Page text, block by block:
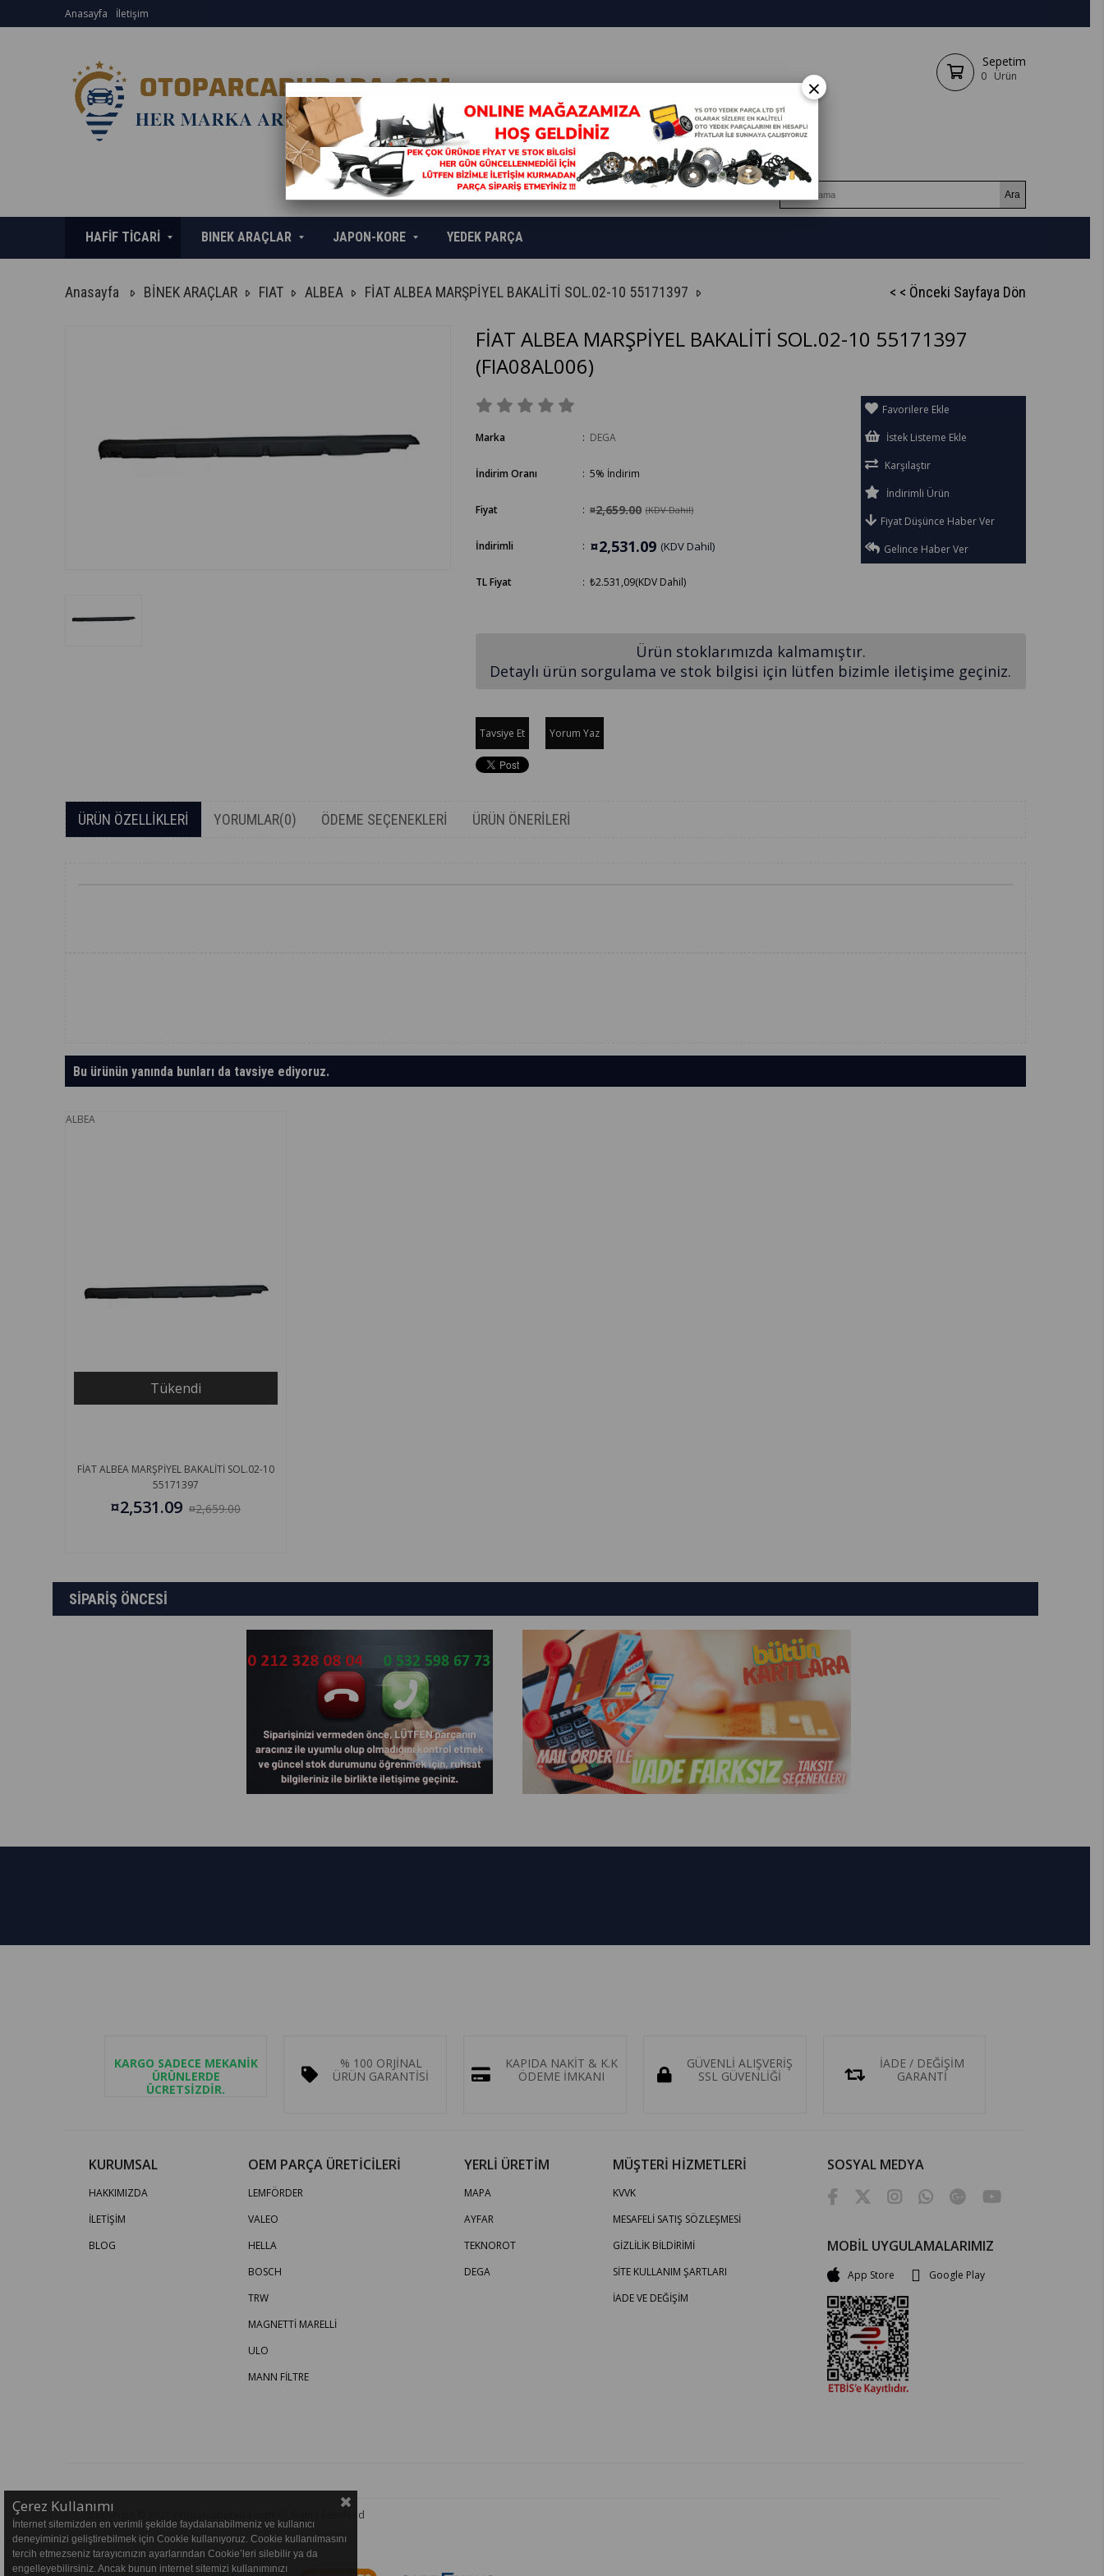
Anasayfa İletişim
Sepetim
0 Ürün
HAFİF TİCARİ BINEK ARAÇLAR JAPON-KORE YEDEK PARÇA
Anasayfa BİNEK ARAÇLAR FIAT ALBEA FİAT ALBEA MARŞPİYEL BAKALİTİ SOL.02-10 55171397 < < Önceki Sayfaya Dön
FİAT ALBEA MARŞPİYEL BAKALİTİ SOL.02-10 55171397
(FIA08AL006)
Marka : DEGA
İndirim Oranı : %
5 İndirim
Fiyat : ¤2,659.00 (KDV Dahil)
İndirimli : ¤2,531.09 (KDV Dahil)
TL Fiyat : ₺2.531,09(KDV Dahil)
Favorilere Ekle
İstek Listeme Ekle
Karşılaştır
İndirimli Ürün
Fiyat Düşünce Haber Ver
Gelince Haber Ver
Ürün stoklarımızda kalmamıştır.
Detaylı ürün sorgulama ve stok bilgisi için lütfen bizimle iletişime geçiniz.
Tavsiye Et Yorum Yaz
ÜRÜN ÖZELLIKLERI YORUMLAR(0) ÖDEME SEÇENEKLERI ÜRÜN ÖNERILERI
Bu ürünün yanında bunları da tavsiye ediyoruz.
ALBEA
Tükendi
FİAT ALBEA MARŞPİYEL BAKALİTİ SOL.02-10
55171397
¤2,531.09 ¤2,659.00
SİPARİŞ ÖNCESİ
KARGO SADECE MEKANİK
ÜRÜNLERDE
ÜCRETSİZDİR.
% 100 ORJİNAL
ÜRÜN GARANTİSİ
KAPIDA NAKİT & K.K
ÖDEME İMKANI
GÜVENLİ ALIŞVERİŞ
SSL GÜVENLİĞİ
İADE / DEĞİŞİM
GARANTİ
KURUMSAL
HAKKIMIZDA
İLETİŞİM
BLOG
OEM PARÇA ÜRETİCİLERİ
LEMFÖRDER
VALEO
HELLA
BOSCH
TRW
MAGNETTİ MARELLİ
ULO
MANN FİLTRE
YERLİ ÜRETİM
MAPA
AYFAR
TEKNOROT
DEGA
MÜŞTERİ HİZMETLERİ
KVVK
MESAFELİ SATIŞ SÖZLEŞMESİ
GİZLİLİK BİLDİRİMİ
SİTE KULLANIM ŞARTLARI
İADE VE DEĞİŞİM
SOSYAL MEDYA
MOBİL UYGULAMALARIMIZ
App Store Google Play
Copyright © 2021 otoparcaburada.com All Rights Reserved
Çerez Kullanımı
İnternet sitemizden en verimli şekilde faydalanabilmeniz ve kullanıcı
deneyiminizi geliştirebilmek için Cookie kullanıyoruz. Cookie kullanılmasını
tercih etmezseniz tarayıcınızın ayarlarından Cookie’leri silebilir ya da
engelleyebilirsiniz. Ancak bunun internet sitemizi kullanımınızı
×